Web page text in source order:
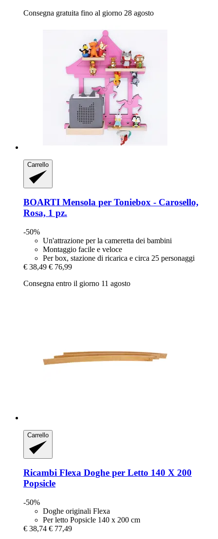
Consegna gratuita fino al giorno 28 agosto
Carrello
BOARTI Mensola per Toniebox -​ Carosello,
Rosa, 1 pz.
-50%
Un'attrazione per la cameretta dei bambini
Montaggio facile e veloce
Per box, stazione di ricarica e circa 25 personaggi
€ 38,49 € 76,99
Consegna entro il giorno 11 agosto
Carrello
Ricambi Flexa Doghe per Letto 140 X 200
Popsicle
-50%
Doghe originali Flexa
Per letto Popsicle 140 x 200 cm
€ 38,74 € 77,49